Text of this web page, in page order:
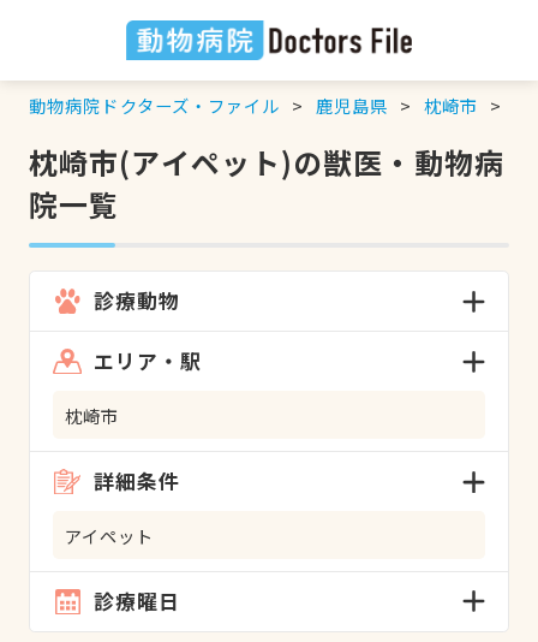
動物病院ドクターズ・ファイル 鹿児島県 枕崎市
枕崎市(アイペット)の獣医・動物病
院一覧
診療動物
エリア・駅
枕崎市
詳細条件
アイペット
診療曜日